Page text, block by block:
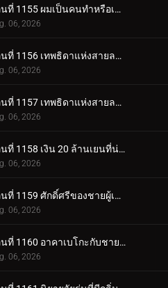
ตอนที่ 1155 ผมเป็นคนทำหรือเปล่า?
06, 2026
ตอนที่ 1156 เทพธิดาแห่งสายลม・ฮางิวาระ จิฮายะ (ตอนแรก)
06, 2026
ตอนที่ 1157 เทพธิดาแห่งสายลม・ฮางิวาระ จิฮายะ (ตอนจบ)
06, 2026
ตอนที่ 1158 เงิน 20 ล้านเยนที่น่าสงสัย
06, 2026
ตอนที่ 1159 ศักดิ์ศรีของชายผู้เป็นอมตะ
06, 2026
ตอนที่ 1160 อาคาเบโกะกับชายผู้โชคดี 3 คน
06, 2026